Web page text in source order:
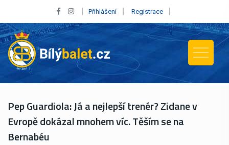
Přihlášení Registrace
Pep Guardiola: Já a nejlepší trenér? Zidane v
Evropě dokázal mnohem víc. Těším se na
Bernabéu